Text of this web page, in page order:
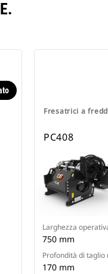
Fresatrici a
PC408
Larghezza
750 mm
Profondità di taglio
170 mm